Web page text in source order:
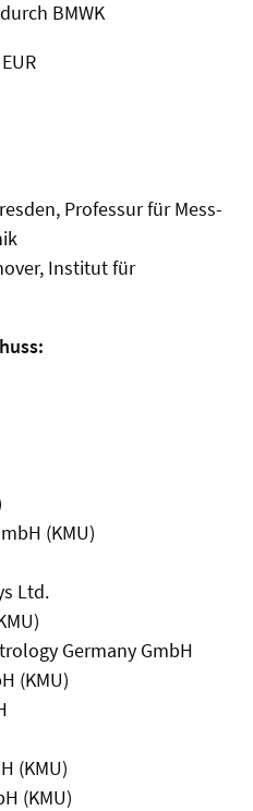
BMWK
Professur für Mess-
Institut für
(KMU)
Ltd.
Germany GmbH
(KMU)
(KMU)
(KMU)